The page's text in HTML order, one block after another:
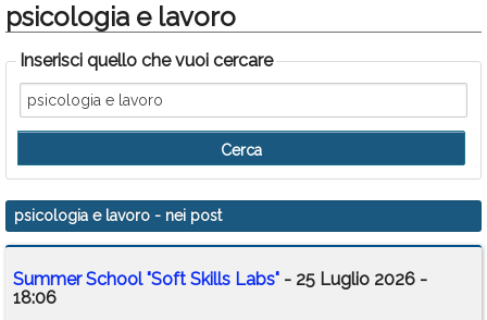
Politica
Sport
Eventi
Info Utili
Rubriche
Calendario
Annunci
psicologia e lavoro
Inserisci quello che vuoi cercare
psicologia e lavoro - nei post
Summer School "Soft Skills Labs" - 25 Luglio 2026 -
18:06